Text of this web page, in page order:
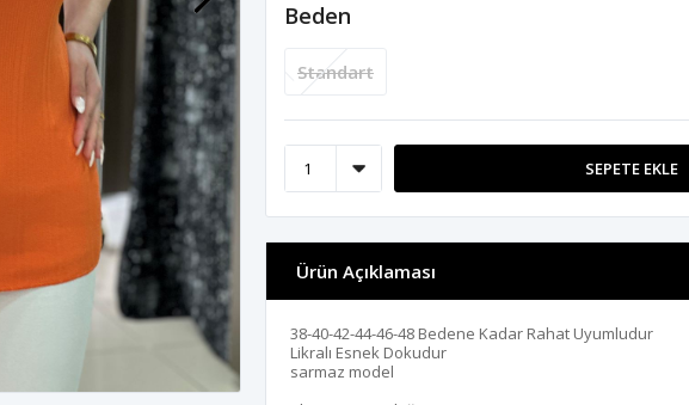
Beden
Standart
SEPETE EKLE
Ürün Açıklaması
38-40-42-44-46-48 Bedene Kadar Rahat Uyumludur
Likralı Esnek Dokudur
sarmaz model